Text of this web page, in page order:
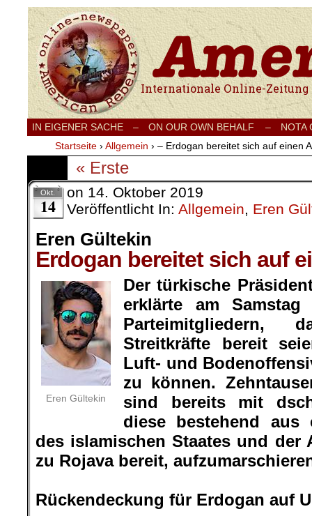
Internationale Onlinezeitung für Frieden,
IN EIGENER SACHE – ON OUR OWN BEHALF –
NOTA
Startseite › Allgemein › – Erdogan bereitet sich auf einen
« Erste
Okt.
14
on 14. Oktober 2019
Veröffentlicht In: Allgemein, Eren
Eren Gültekin
Erdogan bereitet sich auf
Eren Gültekin
Der türkische
erklärte am
Parteimitgliedern,
Streitkräfte bereit
Luft- und
zu können.
sind bereits mit
diese bestehend aus
des islamischen Staates und der
zu Rojava bereit,
Rückendeckung für Erdogan auf